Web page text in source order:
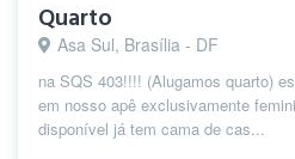
Quarto
Asa Sul, Brasília - DF
na SQS 403!!!! (Alugamos quarto)
em nosso apê exclusivamente
disponível já tem cama de cas...